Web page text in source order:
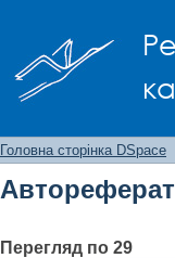
Головна сторінка DSpace
Перегляд по 29